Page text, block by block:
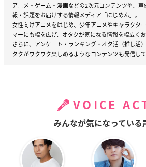
アニメ・ゲーム・漫画などの2次元コンテンツや、
報・話題をお届けする情報メディア「にじめん」。
女性向けアニメをはじめ、少年アニメやキャラクタ
マーにも幅を広げ、オタクが気になる情報を幅広くお
さらに、アンケート・ランキング・オタ活（推し活
タクがワクワク楽しめるようなコンテンツも発信して
VOICE
みんなが気になっている